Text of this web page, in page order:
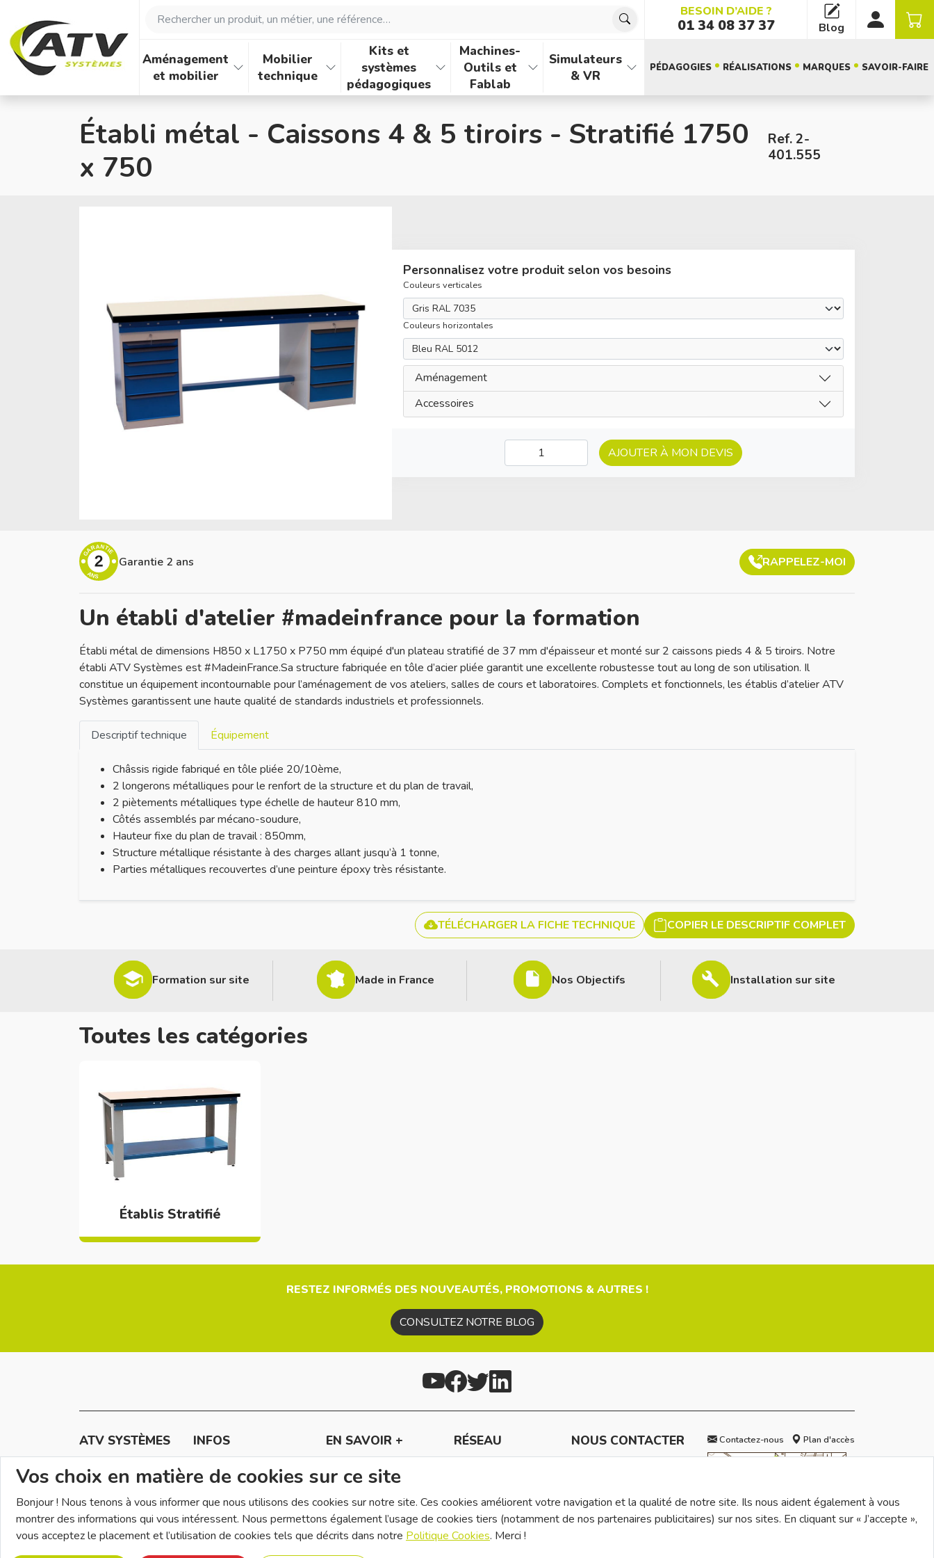
Rechercher un produit, un métier, une référence… BESOIN D’AIDE ?
01 34 08 37 37 Blog
Aménagement
et mobilier
Mobilier
technique
Kits et
systèmes
pédagogiques
Machines-
Outils et
Fablab
Simulateurs
& VR
PÉDAGOGIES RÉALISATIONS MARQUES SAVOIR-FAIRE
Établi métal - Caissons 4 & 5 tiroirs - Stratifié 1750
x 750
Ref. 2-
401.555
Personnalisez votre produit selon vos besoins
Couleurs verticales
Couleurs horizontales
Aménagement
Accessoires
AJOUTER À MON DEVIS
2
GARANTIE
ANS
Garantie 2 ans RAPPELEZ-MOI
Un établi d'atelier #madeinfrance pour la formation
Établi métal de dimensions H850 x L1750 x P750 mm équipé d'un plateau stratifié de 37 mm d'épaisseur et monté sur 2 caissons pieds 4 & 5 tiroirs. Notre
établi ATV Systèmes est #MadeinFrance.Sa structure fabriquée en tôle d’acier pliée garantit une excellente robustesse tout au long de son utilisation. Il
constitue un équipement incontournable pour l’aménagement de vos ateliers, salles de cours et laboratoires. Complets et fonctionnels, les établis d’atelier ATV
Systèmes garantissent une haute qualité de standards industriels et professionnels.
Descriptif technique Équipement
Châssis rigide fabriqué en tôle pliée 20/10ème,
2 longerons métalliques pour le renfort de la structure et du plan de travail,
2 piètements métalliques type échelle de hauteur 810 mm,
Côtés assemblés par mécano-soudure,
Hauteur fixe du plan de travail : 850mm,
Structure métallique résistante à des charges allant jusqu’à 1 tonne,
Parties métalliques recouvertes d’une peinture époxy très résistante.
TÉLÉCHARGER LA FICHE TECHNIQUE COPIER LE DESCRIPTIF COMPLET
Formation sur site Made in France Nos Objectifs Installation sur site
Toutes les catégories
Établis Stratifié
RESTEZ INFORMÉS DES NOUVEAUTÉS, PROMOTIONS & AUTRES !
CONSULTEZ NOTRE BLOG
ATV SYSTÈMES
Nos services
Pédagogies
Nos réalisations
Nos marques
INFOS
Plan du site
Normes et certifications
Garanties & SAV
EN SAVOIR +
Moyens de paiements
Moyens de livraison
RÉSEAU
Appel d'offres
NOUS CONTACTER
95411 GROSLAY Cedex
Tél. :01 34 08 37 37
Contactez-nous Plan d'accès
Vos choix en matière de cookies sur ce site
Bonjour ! Nous tenons à vous informer que nous utilisons des cookies sur notre site. Ces cookies améliorent votre navigation et la qualité de notre site. Ils nous aident également à vous
montrer des informations qui vous intéressent. Nous permettons également l’usage de cookies tiers (notamment de nos partenaires publicitaires) sur nos sites. En cliquant sur « J’accepte »,
vous acceptez le placement et l’utilisation de cookies tels que décrits dans notre Politique Cookies. Merci !